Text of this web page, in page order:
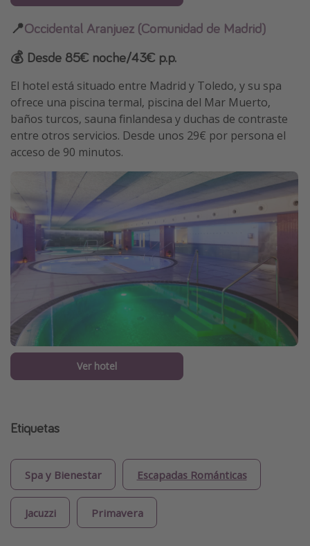
📍Occidental Aranjuez (Comunidad de Madrid)
💰 Desde 85€ noche/43€ p.p.
El hotel está situado entre Madrid y Toledo, y su spa
ofrece una piscina termal, piscina del Mar Muerto,
baños turcos, sauna finlandesa y duchas de contraste
entre otros servicios. Desde unos 29€ por persona el
acceso de 90 minutos.
Ver hotel
Etiquetas
Spa y Bienestar Escapadas Románticas
Jacuzzi Primavera